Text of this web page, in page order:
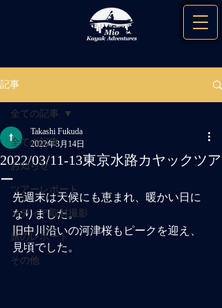
記事
全ての記事
お知らせ
ツアーレポート
メディア取材撮影
旅のレポート
その他
全ての記事
2022/03/11-13東京水路カヤックツア
ー
Takashi Fukuda
2022年3月14日
先週末は天候にも恵まれ、暖かい日に
なりました。
旧中川沿いの河津桜もピークを迎え、
見頃でした。